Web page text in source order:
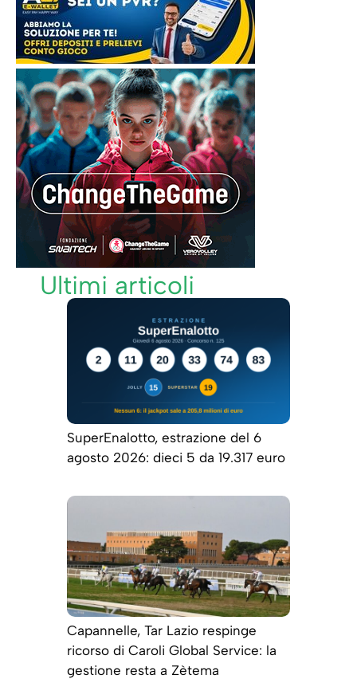
Ultimi articoli
SuperEnalotto, estrazione del 6
agosto 2026: dieci 5 da 19.317 euro
Capannelle, Tar Lazio respinge
ricorso di Caroli Global Service: la
gestione resta a Zètema